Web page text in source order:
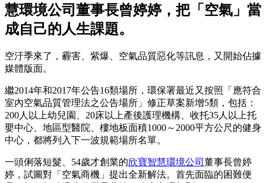
慧環境公司董事長曾婷婷，把「空氣」當
成自己的人生課題。
空汙季來了，霾害、紫爆、空氣品質惡化等訊息，又開始佔據
媒體版面。
繼2014年和2017年公告16類場所，環保署最近又按照「應符合
室內空氣品質管理法之公告場所」修正草案新增5類，包括：
200人以上幼兒園、20床以上產後護理機構、收托35人以上托
嬰中心、地區型醫院、樓地板面積1000～2000平方公尺的健身
中心，都將列入下一波規範場所名單。
一頭俐落短髮、54歲才創業的欣寶智慧環境公司 董事長曾婷
婷，試圖對「空氣商機」提出全新解法。首先面臨的困難便